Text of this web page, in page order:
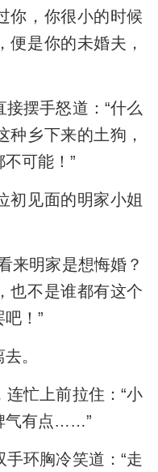
你，你很小的时候
便是你的未婚夫，
摆手怒道：“什么
种乡下来的土狗，
可能！”
初见面的明家小姐
来明家是想悔婚？
也不是谁都有这个
！”
。
忙上前拉住：“小
气有点……”
环胸冷笑道：“走